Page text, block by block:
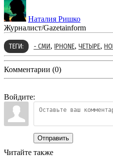
Наталия Ришко
Журналист/Gazetainform
ТЕГИ: - СМИ, IPHONE, ЧЕТЫРЕ,
Комментарии (0)
Войдите:
Отправить
Читайте также